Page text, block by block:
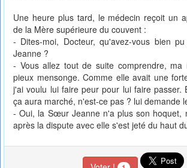
Une heure plus tard, le médecin reçoit un
de la Mère supérieure du couvent :
- Dites-moi, Docteur, qu'avez-vous bien
Jeanne ?
- Vous allez tout de suite comprendre,
pieux mensonge. Comme elle avait une
j'ai voulu lui faire peur pour lui faire passer.
ça aura marché, n'est-ce pas ? lui demande
- Oui, la Sœur Jeanne n'a plus son hoquet,
après la dispute avec elle s'est jeté du haut